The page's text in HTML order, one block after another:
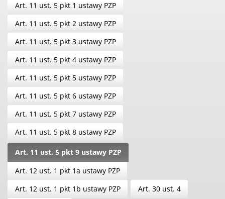
Art. 11 ust. 5 pkt 1 ustawy PZP
Art. 11 ust. 5 pkt 2 ustawy PZP
Art. 11 ust. 5 pkt 3 ustawy PZP
Art. 11 ust. 5 pkt 4 ustawy PZP
Art. 11 ust. 5 pkt 5 ustawy PZP
Art. 11 ust. 5 pkt 6 ustawy PZP
Art. 11 ust. 5 pkt 7 ustawy PZP
Art. 11 ust. 5 pkt 8 ustawy PZP
Art. 11 ust. 5 pkt 9 ustawy PZP
Art. 12 ust. 1 pkt 1a ustawy PZP
Art. 12 ust. 1 pkt 1b ustawy PZP
Art. 30 ust. 4